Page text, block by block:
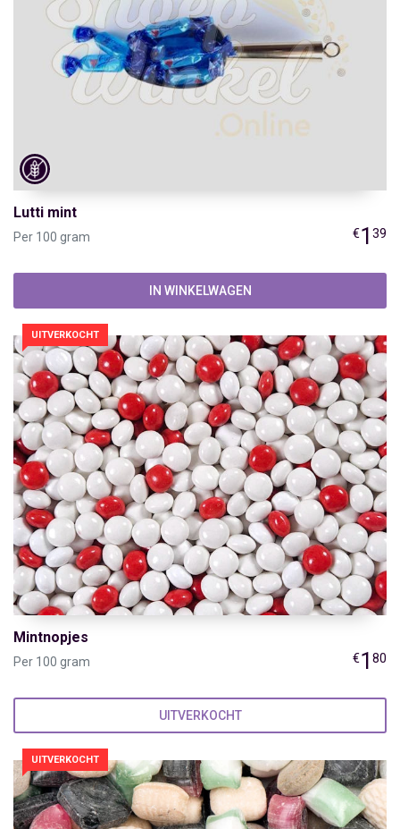
Lutti mint
Per 100 gram €1 39
IN WINKELWAGEN
UITVERKOCHT
Mintnopjes
Per 100 gram €1 80
UITVERKOCHT
UITVERKOCHT